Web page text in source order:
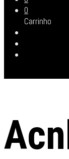
0
Carrinho